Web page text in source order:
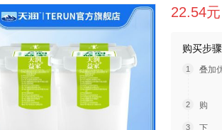
22.54元
购买步骤
叠加
购
下